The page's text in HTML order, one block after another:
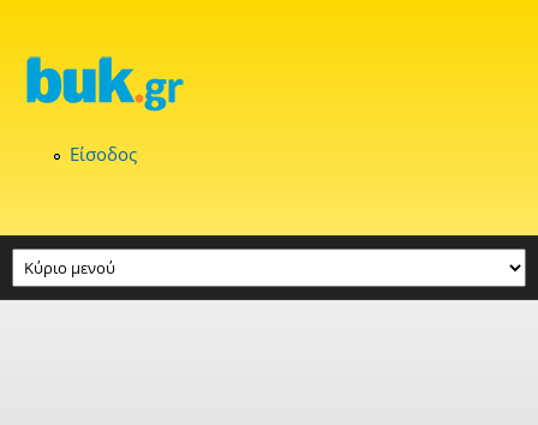
Είσοδος